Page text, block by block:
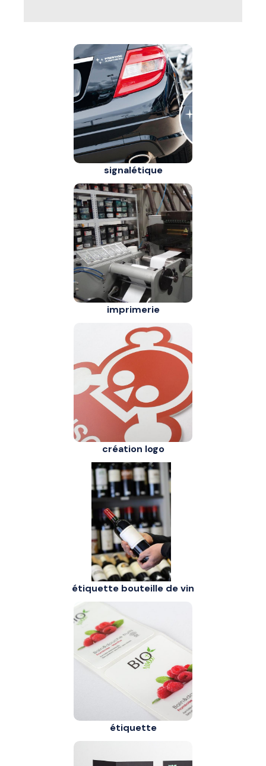
signalétique
imprimerie
création logo
étiquette bouteille de vin
étiquette